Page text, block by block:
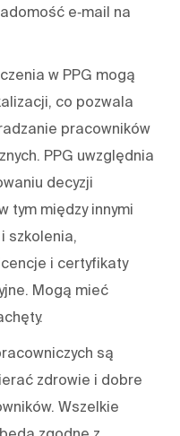
e‑mail na
w PPG mogą
co pozwala
pracowników
PPG uwzględnia
decyzji
tym między innymi
szkolenia,
i certyfikaty
Mogą mieć
są
zdrowie i dobre
Wszelkie